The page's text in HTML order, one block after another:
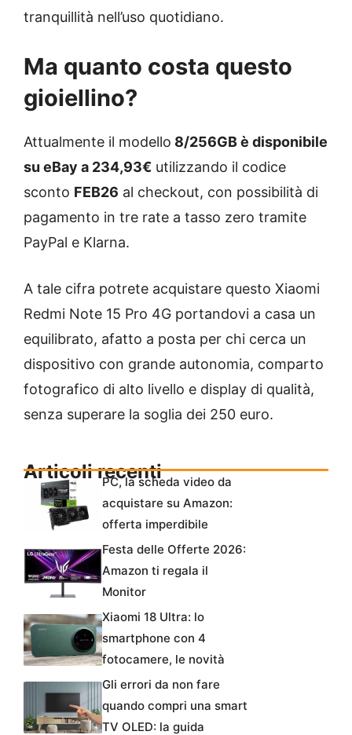
tranquillità nell’uso quotidiano.
Ma quanto costa questo
gioiellino?
Attualmente il modello 8/256GB è disponibile
su eBay a 234,93€ utilizzando il codice
sconto FEB26 al checkout, con possibilità di
pagamento in tre rate a tasso zero tramite
PayPal e Klarna.
A tale cifra potrete acquistare questo Xiaomi
Redmi Note 15 Pro 4G portandovi a casa un
equilibrato, afatto a posta per chi cerca un
dispositivo con grande autonomia, comparto
fotografico di alto livello e display di qualità,
senza superare la soglia dei 250 euro.
Articoli recentiPC, la scheda video da
acquistare su Amazon:
offerta imperdibile
Festa delle Offerte 2026:
Amazon ti regala il
Monitor
Xiaomi 18 Ultra: lo
smartphone con 4
fotocamere, le novità
Gli errori da non fare
quando compri una smart
TV OLED: la guida